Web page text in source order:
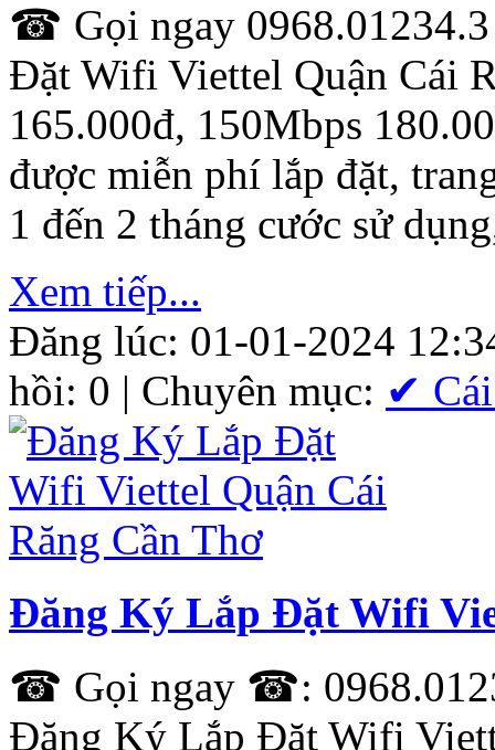
☎ Gọi ngay
Đặt Wifi Viettel Quận Cái
165.000đ, 150Mbps
được miễn phí lắp đặt,
1 đến 2 tháng cước sử
Xem tiếp...
Đăng lúc: 01-01-2024
hồi: 0 | Chuyên mục: ✔
Đăng Ký Lắp Đặt Wifi
☎ Gọi ngay ☎:
Đăng Ký Lắp Đặt Wifi